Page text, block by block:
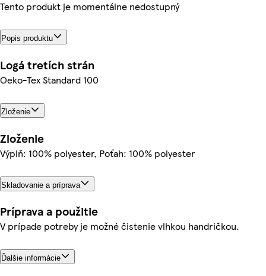
Tento produkt je momentálne nedostupný
Popis produktu
Logá tretích strán
Oeko-Tex Standard 100
Zloženie
Zloženie
Výplň: 100% polyester, Poťah: 100% polyester
Skladovanie a príprava
Príprava a použitie
V prípade potreby je možné čistenie vlhkou handričkou.
Ďalšie informácie